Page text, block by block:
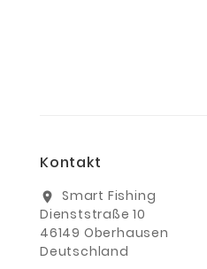
Kontakt
location_on
Smart Fishing
Dienststraße 10
46149 Oberhausen
Deutschland